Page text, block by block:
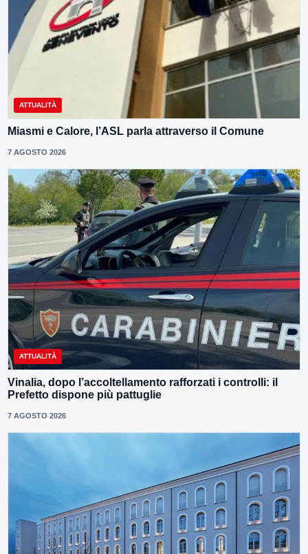
ATTUALITÀ
Miasmi e Calore, l’ASL parla attraverso il Comune
7 AGOSTO 2026
ATTUALITÀ
Vinalia, dopo l’accoltellamento rafforzati i controlli: il
Prefetto dispone più pattuglie
7 AGOSTO 2026